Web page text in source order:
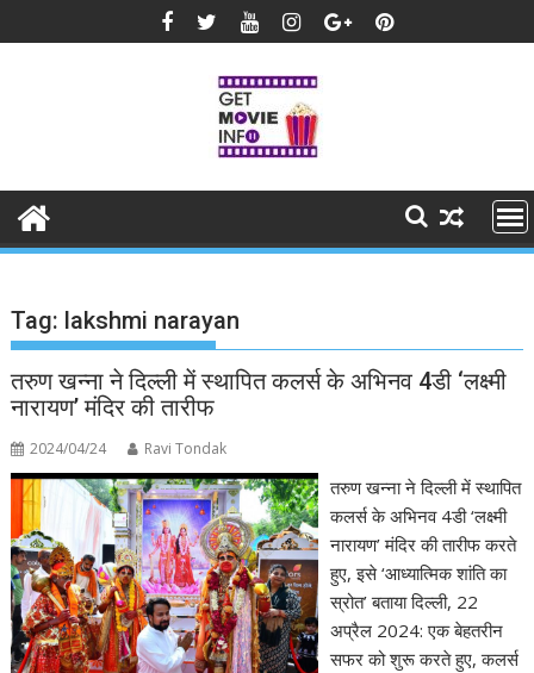
to
Tag: lakshmi narayan
तरुण खन्ना ने दिल्ली में स्थापित कलर्स के अभिनव 4डी ‘लक्ष्मी
नारायण’ मंदिर की तारीफ
2024/04/24 Ravi Tondak
तरुण खन्ना ने दिल्ली में स्थापित
कलर्स के अभिनव 4डी ‘लक्ष्मी
नारायण’ मंदिर की तारीफ करते
हुए, इसे ‘आध्यात्मिक शांति का
स्रोत’ बताया दिल्ली, 22
अप्रैल 2024: एक बेहतरीन
सफर को शुरू करते हुए, कलर्स